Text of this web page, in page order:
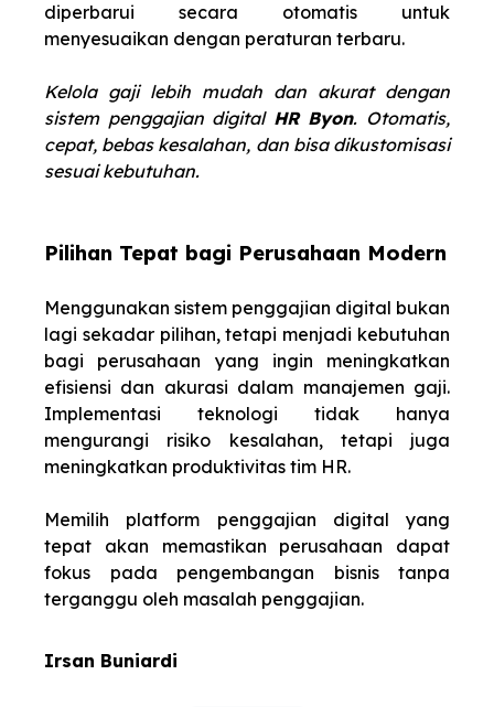
diperbarui secara otomatis untuk
menyesuaikan dengan peraturan terbaru.
Kelola gaji lebih mudah dan akurat dengan
sistem penggajian digital HR Byon. Otomatis,
cepat, bebas kesalahan, dan bisa dikustomisasi
sesuai kebutuhan.
Pilihan Tepat bagi Perusahaan Modern
Menggunakan sistem penggajian digital bukan
lagi sekadar pilihan, tetapi menjadi kebutuhan
bagi perusahaan yang ingin meningkatkan
efisiensi dan akurasi dalam manajemen gaji.
Implementasi teknologi tidak hanya
mengurangi risiko kesalahan, tetapi juga
meningkatkan produktivitas tim HR.
Memilih platform penggajian digital yang
tepat akan memastikan perusahaan dapat
fokus pada pengembangan bisnis tanpa
terganggu oleh masalah penggajian.
Irsan Buniardi